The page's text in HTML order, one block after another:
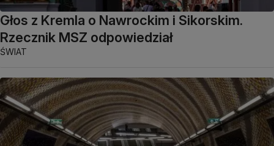
Głos z Kremla o Nawrockim i Sikorskim.
Rzecznik MSZ odpowiedział
ŚWIAT